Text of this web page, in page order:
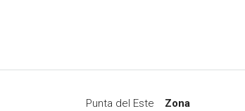
Punta del Este Zona